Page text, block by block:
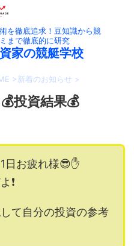
を徹底追求！豆知識から競
まで徹底的に研究
家の競艇学校
>新着のお知らせ >
投資結果💰
日お疲れ様😎✋
❗️
て自分の投資の参考